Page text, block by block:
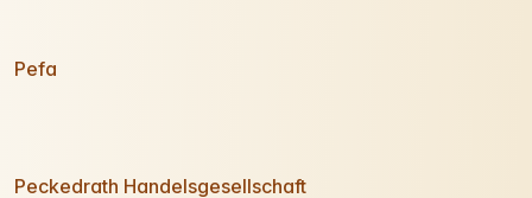
Pefa
Peckedrath Handelsgesellschaft